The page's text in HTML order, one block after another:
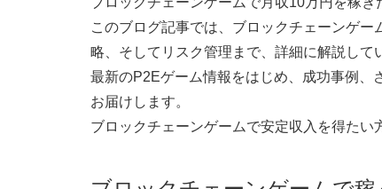
このブログ記事では、ブロックチェーンゲ
略、そしてリスク管理まで、詳細に解説して
最新のP2Eゲーム情報をはじめ、成功事例、
お届けします。
ブロックチェーンゲームで安定収入を得たい